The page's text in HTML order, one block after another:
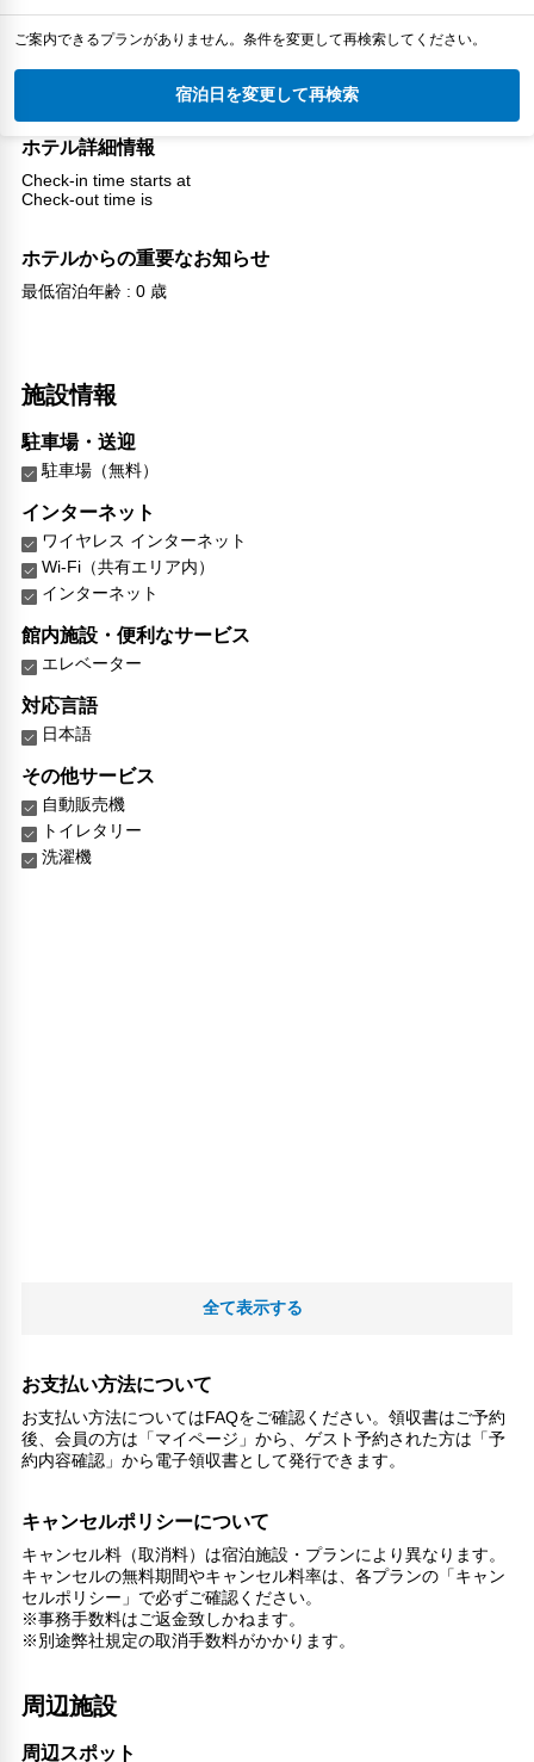
ご案内できるプランがありません。条件を変更して再検索してください。
宿泊日を変更して再検索
ホテル詳細情報
Check-in time starts at
Check-out time is
ホテルからの重要なお知らせ
最低宿泊年齢 : 0 歳
施設情報
駐車場・送迎
駐車場（無料）
インターネット
ワイヤレス インターネット
Wi-Fi（共有エリア内）
インターネット
館内施設・便利なサービス
エレベーター
対応言語
日本語
その他サービス
自動販売機
トイレタリー
洗濯機
全て表示する
お支払い方法について
お支払い方法についてはFAQをご確認ください。領収書はご予約
後、会員の方は「マイページ」から、ゲスト予約された方は「予
約内容確認」から電子領収書として発行できます。
キャンセルポリシーについて
キャンセル料（取消料）は宿泊施設・プランにより異なります。
キャンセルの無料期間やキャンセル料率は、各プランの「キャン
セルポリシー」で必ずご確認ください。
※事務手数料はご返金致しかねます。
※別途弊社規定の取消手数料がかかります。
周辺施設
周辺スポット